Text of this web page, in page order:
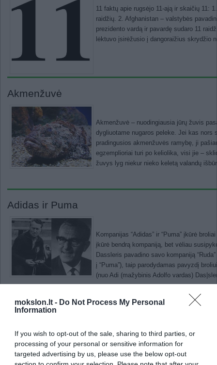
mokslon.lt - Do Not Process My Personal
Information
If you wish to opt-out of the sale, sharing to third parties, or
processing of your personal or sensitive information for
targeted advertising by us, please use the below opt-out
11 faktų apie rugsėjo 11-ają ir skaičių 11:
raidžių. 2. Afghanistan – valstybės
prezidento vardą ir pavardę sudaro 11
lėktuvo įsirėžusio į dangoraižius skrydžio
Akmenžuvė
Akmenžuvė – nuodingiausia jūrų žuvis
dygliuotame nugaros peleke. Jei kas nors
pradingusios akmenžuvės ramybę, ji
egzemplioriai turi po keliolika, visi jie –
žuvys lyg niekur nieko keletą valandų
Adidas ir Puma
Kompanijas “Adidas” ir “Puma” įkūrė
įkūrė bendrą kompaniją, bet vėliau
Dassleris pavadino savo kompaniją
į “Puma”), taip parodydamas pavyzdį
(nuo Adi (mažybinis Adolfo vardas)
Įdomūs faktai apie pluoštines kanapes:
•kanapinis audinys drėgmę sugeria 8